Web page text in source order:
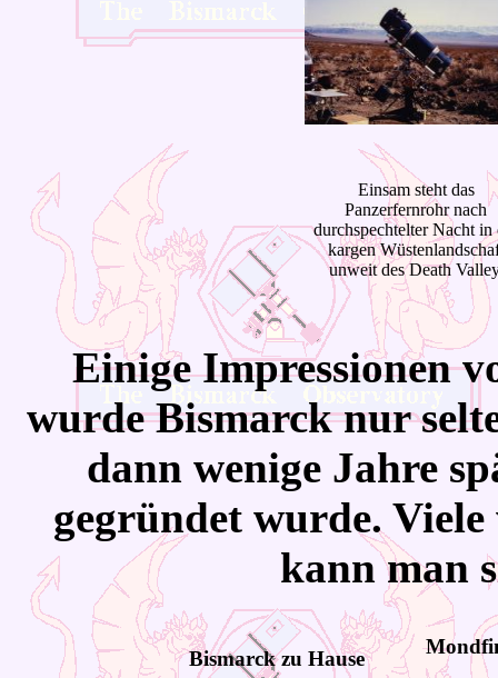
Einsam steht das
Panzerfernrohr nach
durchspechtelter Nacht in
kargen
unweit des Death
Einige Impressionen
wurde Bismarck nur
dann wenige Jahre
gegründet wurde.
kann man
Bismarck zu Hause